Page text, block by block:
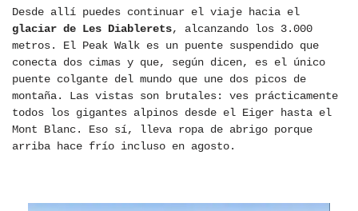
Desde allí puedes continuar el viaje hacia el
glaciar de Les Diablerets, alcanzando los 3.000
metros. El Peak Walk es un puente suspendido que
conecta dos cimas y que, según dicen, es el único
puente colgante del mundo que une dos picos de
montaña. Las vistas son brutales: ves prácticamente
todos los gigantes alpinos desde el Eiger hasta el
Mont Blanc. Eso sí, lleva ropa de abrigo porque
arriba hace frío incluso en agosto.